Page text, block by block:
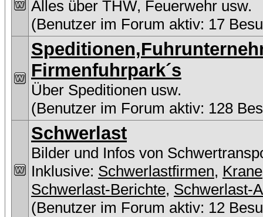
Alles über THW, Feuerwehr usw.
(Benutzer im Forum aktiv: 17
Firmenfuhrpark´s
Über Speditionen usw.
(Benutzer im Forum aktiv: 128
Schwerlast
Bilder und Infos von
Inklusive: Schwerlastfirmen, Krane
Schwerlast-Berichte, Schwerlast-
(Benutzer im Forum aktiv: 12